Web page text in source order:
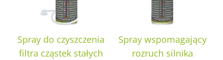
Spray do czyszczenia
filtra cząstek stałych
Spray wspomagający
rozruch silnika